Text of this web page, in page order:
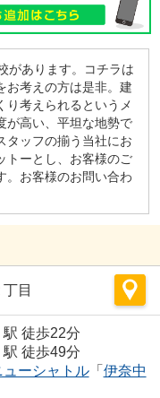
があります。コチラは
お考えの方は是非。建
り考えられるというメ
が高い、平坦な地勢で
タッフの揃う当社にお
トーとし、お客様のご
。お客様のお問い合わ
目
駅 徒歩22分
駅 徒歩49分
ーシャトル「 伊奈中